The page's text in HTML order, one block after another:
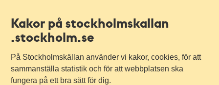
Kakor på stockholmskallan
.stockholm.se
På Stockholmskällan använder vi kakor, cookies, för att
sammanställa statistik och för att webbplatsen ska
fungera på ett bra sätt för dig.